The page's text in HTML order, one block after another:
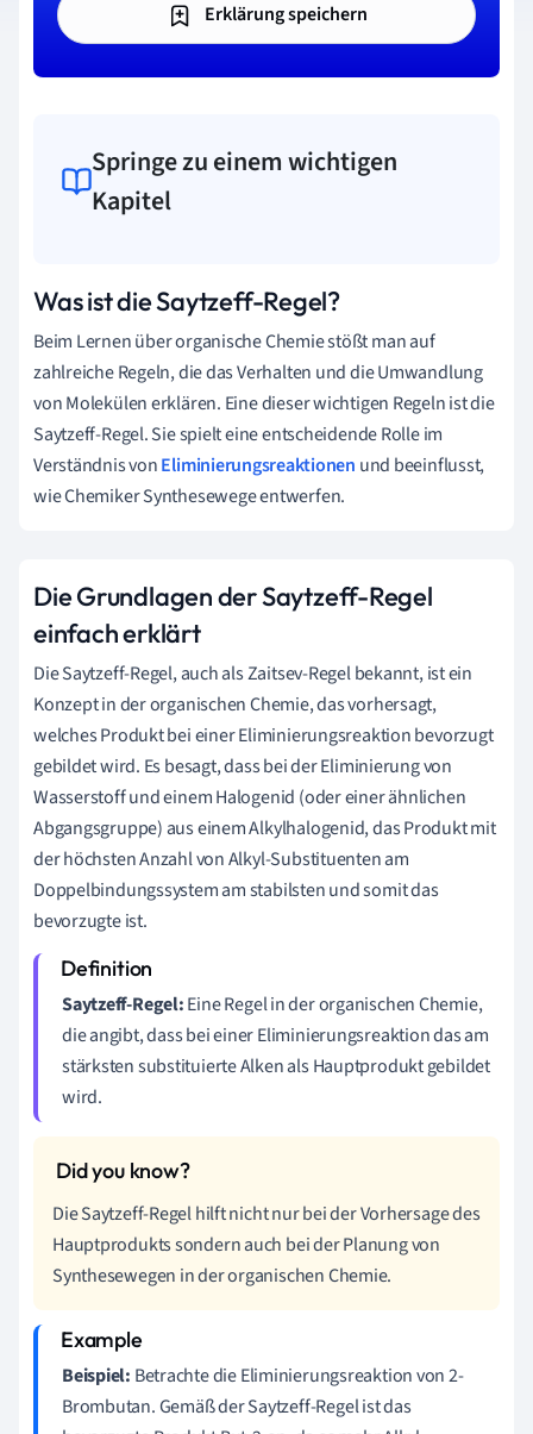
Erklärung speichern
Springe zu einem wichtigen
Kapitel
Was ist die Saytzeff-Regel?
Beim Lernen über organische Chemie stößt man auf
zahlreiche Regeln, die das Verhalten und die Umwandlung
von Molekülen erklären. Eine dieser wichtigen Regeln ist die
Saytzeff-Regel. Sie spielt eine entscheidende Rolle im
Verständnis vonEliminierungsreaktionen und beeinflusst,
wie Chemiker Synthesewege entwerfen.
Die Grundlagen der Saytzeff-Regel
einfach erklärt
Die Saytzeff-Regel, auch als Zaitsev-Regel bekannt, ist ein
Konzept in der organischen Chemie, das vorhersagt,
welches Produkt bei einer Eliminierungsreaktion bevorzugt
gebildet wird. Es besagt, dass bei der Eliminierung von
Wasserstoff und einem Halogenid (oder einer ähnlichen
Abgangsgruppe) aus einem Alkylhalogenid, das Produkt mit
der höchsten Anzahl von Alkyl-Substituenten am
Doppelbindungssystem am stabilsten und somit das
bevorzugte ist.
Saytzeff-Regel:Eine Regel in der organischen Chemie,
die angibt, dass bei einer Eliminierungsreaktion das am
stärksten substituierte Alken als Hauptprodukt gebildet
wird.
Die Saytzeff-Regel hilft nicht nur bei der Vorhersage des
Hauptprodukts sondern auch bei der Planung von
Synthesewegen in der organischen Chemie.
Beispiel: Betrachte die Eliminierungsreaktion von 2-
Brombutan. Gemäß der Saytzeff-Regel ist das